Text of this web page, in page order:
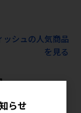
ッシュの人気商品
を見る
らせ